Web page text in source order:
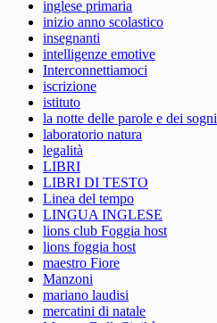
inglese primaria
inizio anno scolastico
insegnanti
intelligenze emotive
Interconnettiamoci
iscrizione
istituto
la notte delle parole e dei sogni
laboratorio natura
legalità
LIBRI
LIBRI DI TESTO
Linea del tempo
LINGUA INGLESE
lions club Foggia host
lions foggia host
maestro Fiore
Manzoni
mariano laudisi
mercatini di natale